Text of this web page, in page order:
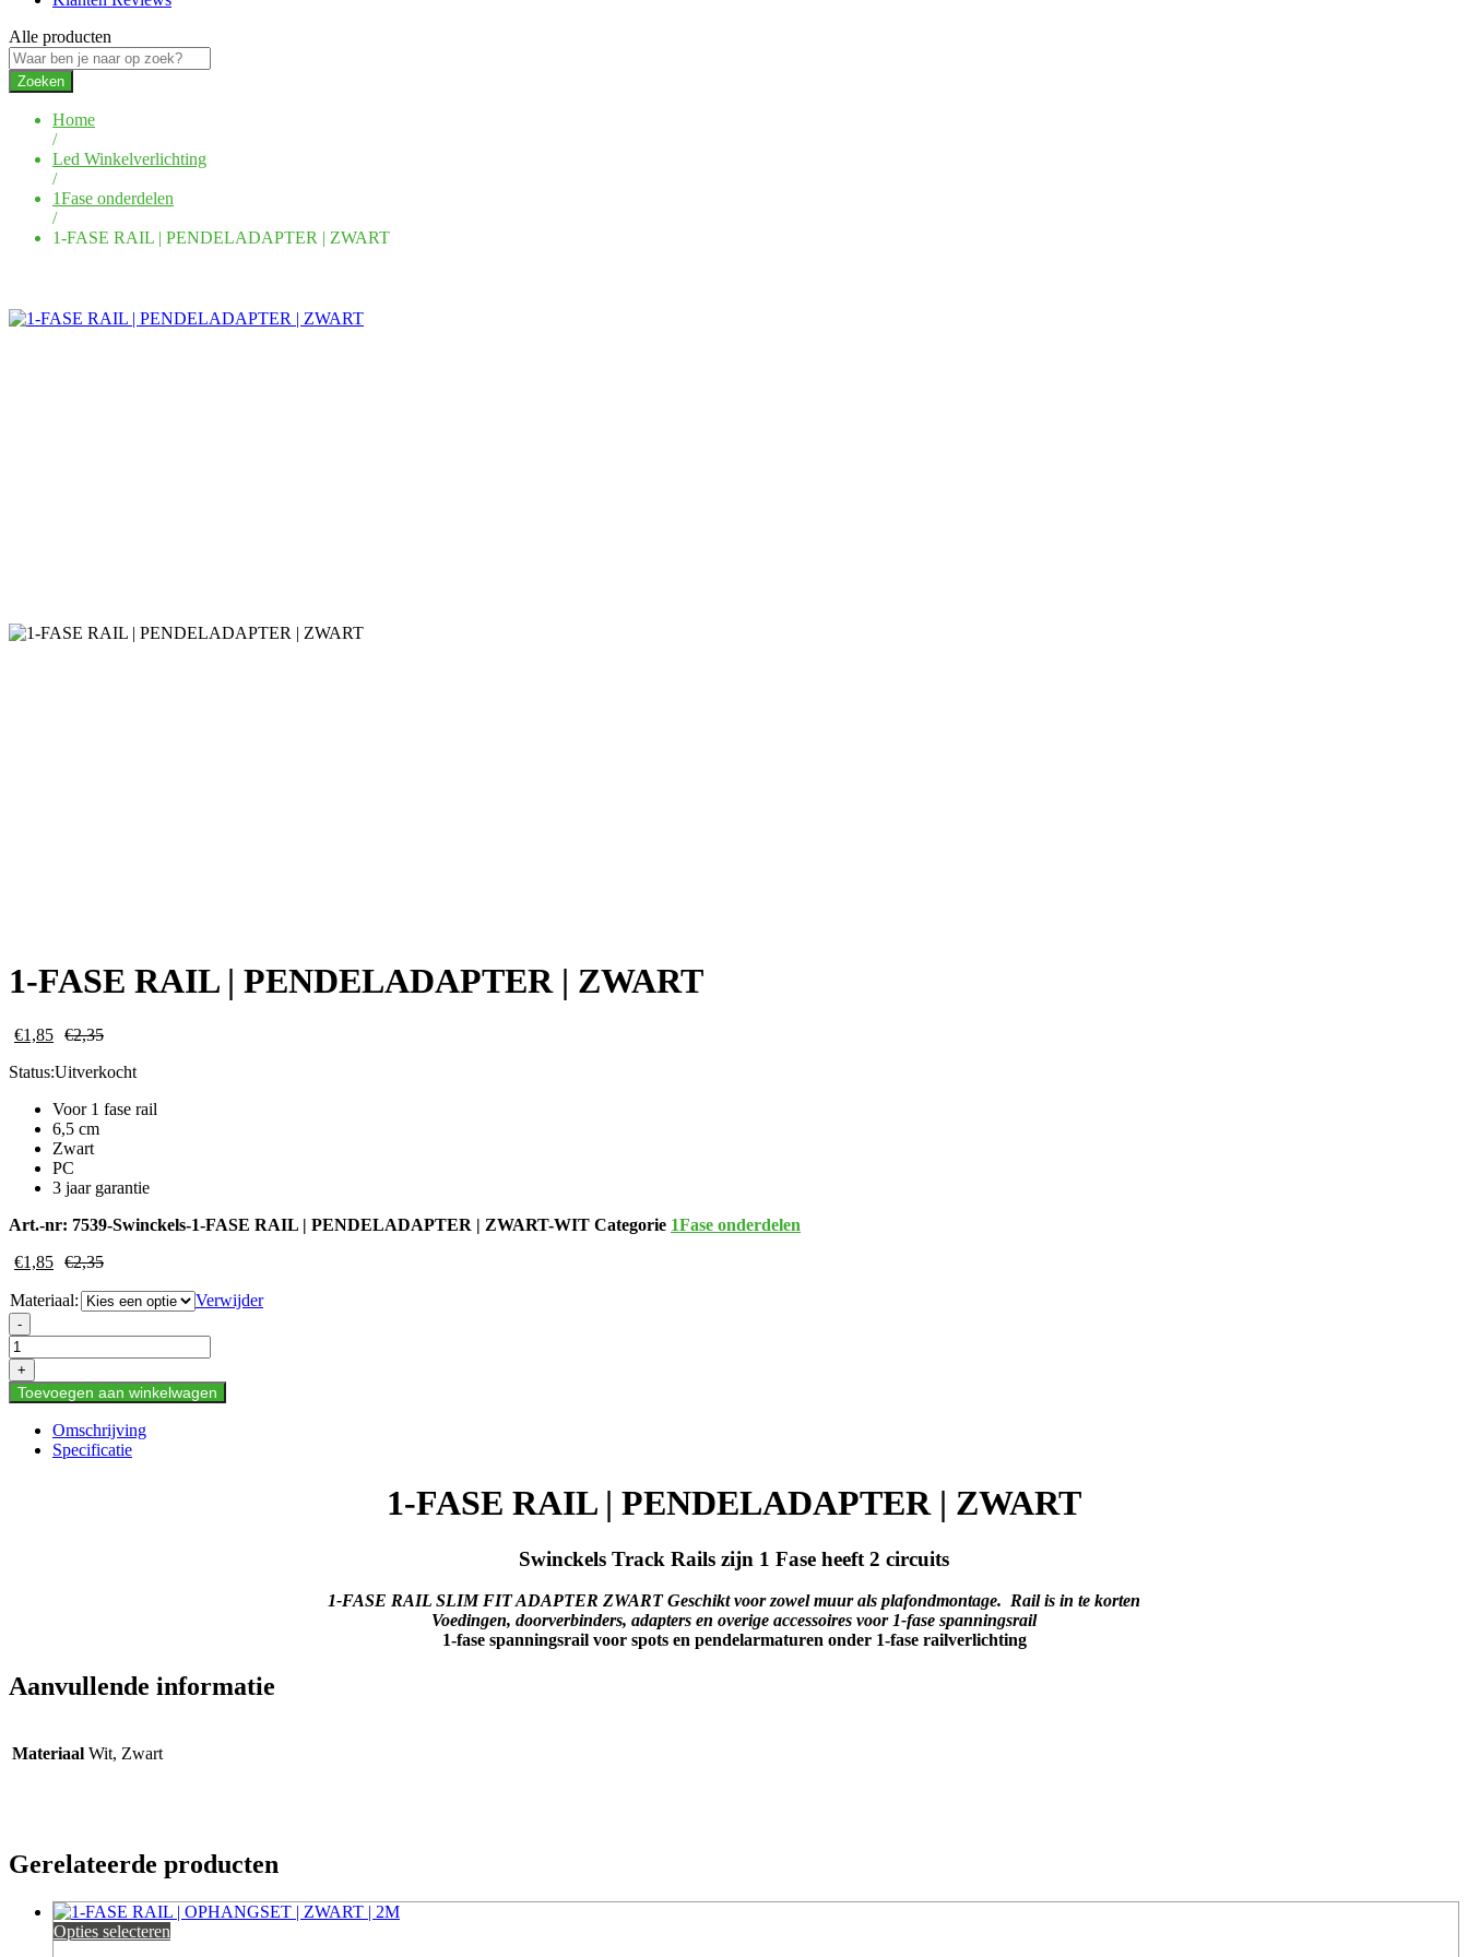
Alle producten
Zoeken
Home
/
Led Winkelverlichting
/
1Fase onderdelen
/
1-FASE RAIL | PENDELADAPTER | ZWART
1-FASE RAIL | PENDELADAPTER | ZWART
€1,85 €2,35
Status:Uitverkocht
Voor 1 fase rail
6,5 cm
Zwart
PC
3 jaar garantie
Art.-nr: 7539-Swinckels-1-FASE RAIL | PENDELADAPTER | ZWART-WIT Categorie 1Fase onderdelen
€1,85 €2,35
Materiaal:
Verwijder
1-
FASE
RAIL
|
PENDELADAPTER
ZWART
aantal
-
+
Toevoegen aan winkelwagen
Omschrijving
Specificatie
1-FASE RAIL | PENDELADAPTER | ZWART
Swinckels Track Rails zijn 1 Fase heeft 2 circuits
1-FASE RAIL SLIM FIT ADAPTER ZWART Geschikt voor zowel muur als plafondmontage. Rail is in te korten
Voedingen, doorverbinders, adapters en overige accessoires voor 1-fase spanningsrail
1-fase spanningsrail voor spots en pendelarmaturen onder 1-fase railverlichting
Aanvullende informatie
Materiaal Wit, Zwart
Gerelateerde producten
Opties selecteren